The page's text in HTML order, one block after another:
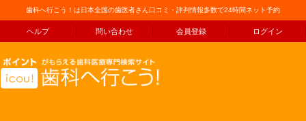
歯科へ行こう！は日本全国の歯医者さん口コミ・評判情報多数で24時間ネット予約
ヘルプ 問い合わせ 会員登録 ログイン